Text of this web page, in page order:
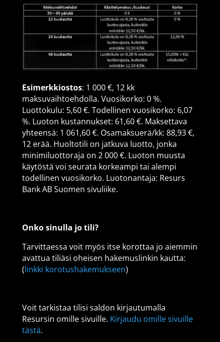
Esimerkkiostos: 1 000 €, 12 kk
maksuvaihtoehdolla. Vuosikorko: 0 %.
Luottokulu: 5,60 €. Todellinen vuosikorko: 6,07
%. Luoton kustannukset: 61,60 €. Maksettava
yhteensä: 1 061,60 €. Osamaksuerä/kk: 88,93 €,
12 erää. Huoltotili on jatkuva luotto, jonka
minimiluottoraja on 2 000 €. Luoton muusta
käytöstä voi seurata korkeampi tai alempi
todellinen vuosikorko. Luotonantaja: Resurs
Bank AB Suomen sivuliike.
Onko sinulla jo tili?
Tarvittaessa voit myös itse korottaa jo aiemmin
avattua tiliäsi oheisen hakemuslinkin kautta:
(linkki korotushakemukseen)
Voit tarkistaa tilisi saldon kirjautumalla
Resursin omille sivuille. Kirjaudu omille sivuille
tästä.